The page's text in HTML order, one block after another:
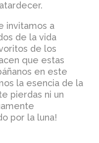
invitamos a
de la vida
de los
que estas
en este
la esencia de la
pierdas ni un
por la luna!